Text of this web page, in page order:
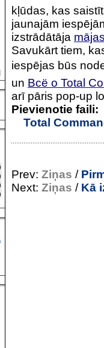
kļūdas, kas
jaunajām
izstrādātāja
Savukārt tiem,
iespējas būs
un Всё о Total
arī pāris pop-up
Pievienotie faili:
Total
Prev: Ziņas /
Next: Ziņas / Kā